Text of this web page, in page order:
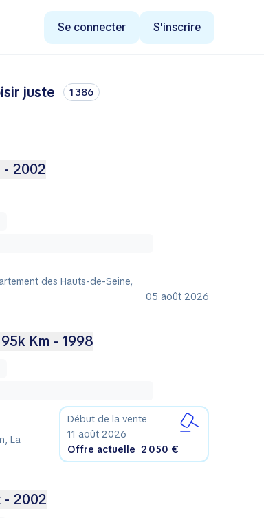
Se connecter S'inscrire
juste 1 386
- 2002
des Hauts-de-Seine,
05 août 2026
Km - 1998
La
Début de la vente
11 août 2026
Offre actuelle 2 050 €
- 2002